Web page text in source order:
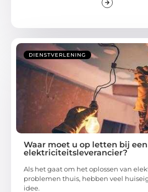
DIENSTVERLENING
Waar moet u op letten bij een
elektriciteitsleverancier?
Als het gaat om het oplossen van
problemen thuis, hebben veel
idee.